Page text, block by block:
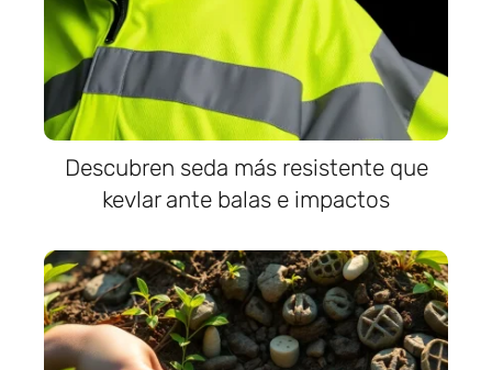
Descubren seda más resistente que
kevlar ante balas e impactos